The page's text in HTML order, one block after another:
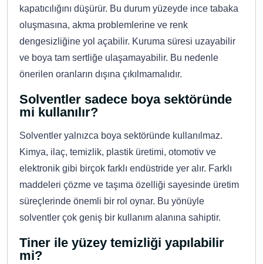
kapatıcılığını düşürür. Bu durum yüzeyde ince tabaka
oluşmasına, akma problemlerine ve renk
dengesizliğine yol açabilir. Kuruma süresi uzayabilir
ve boya tam sertliğe ulaşamayabilir. Bu nedenle
önerilen oranların dışına çıkılmamalıdır.
Solventler sadece boya sektöründe
mi kullanılır?
Solventler yalnızca boya sektöründe kullanılmaz.
Kimya, ilaç, temizlik, plastik üretimi, otomotiv ve
elektronik gibi birçok farklı endüstride yer alır. Farklı
maddeleri çözme ve taşıma özelliği sayesinde üretim
süreçlerinde önemli bir rol oynar. Bu yönüyle
solventler çok geniş bir kullanım alanına sahiptir.
Tiner ile yüzey temizliği yapılabilir
mi?